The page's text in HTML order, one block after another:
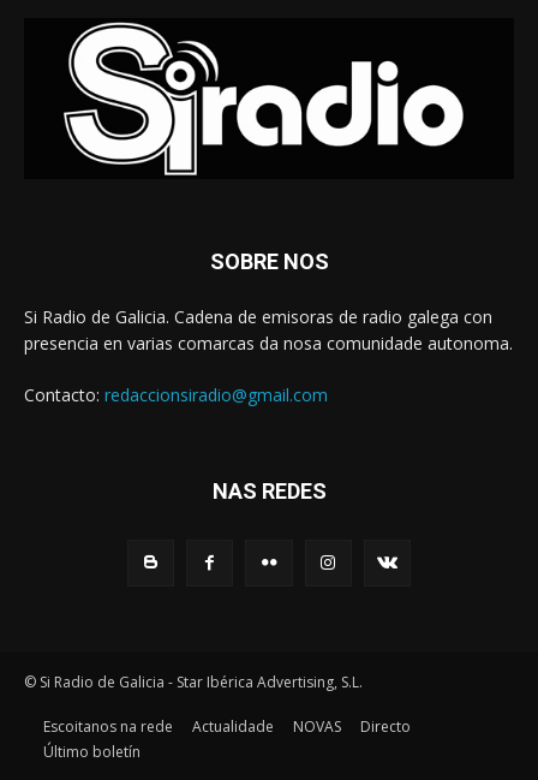
SOBRE NOS
Si Radio de Galicia. Cadena de emisoras de radio galega con
presencia en varias comarcas da nosa comunidade autonoma.
Contacto: redaccionsiradio@gmail.com
NAS REDES
© Si Radio de Galicia - Star Ibérica Advertising, S.L.
Escoitanos na rede Actualidade NOVAS
Directo
Último boletín